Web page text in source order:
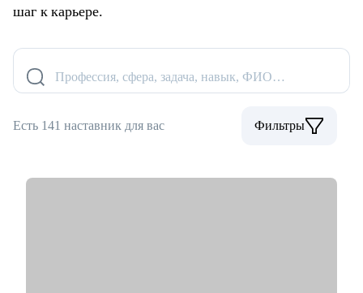
шаг к карьере.
Профессия, сфера, задача, навык, ФИО…
Есть 141 наставник для вас Фильтры